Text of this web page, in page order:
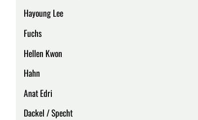
Hayoung Lee
Fuchs
Hellen Kwon
Hahn
Anat Edri
Dackel / Specht